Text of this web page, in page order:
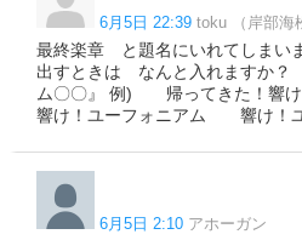
6月5日 22:39 toku （岸部海
最終楽章 と題名にいれてしまい
出すときは なんと入れますか？
ム〇〇』 例) 帰ってきた！
響け！ユーフォニアム 響け！
6月5日 2:10 アホーガン